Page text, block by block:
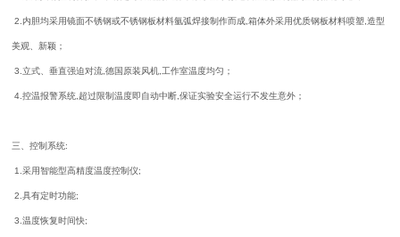
2.内胆均采用镜面不锈钢或不锈钢板材料氩弧焊接制作而成,箱体外采用优质钢板材料喷塑,造型
美观、新颖；
3.立式、垂直强迫对流,德国原装风机,工作室温度均匀；
4.控温报警系统,超过限制温度即自动中断,保证实验安全运行不发生意外；
三、控制系统:
1.采用智能型高精度温度控制仪;
2.具有定时功能;
3.温度恢复时间快;